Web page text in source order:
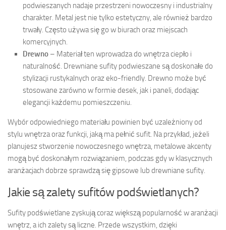
podwieszanych nadaje przestrzeni nowoczesny i industrialny
charakter. Metal jest nie tylko estetyczny, ale również bardzo
trwały. Często używa się go w biurach oraz miejscach
komercyjnych.
Drewno – Materiał ten wprowadza do wnętrza ciepło i
naturalność. Drewniane sufity podwieszane są doskonałe do
stylizacji rustykalnych oraz eko-friendly. Drewno może być
stosowane zarówno w formie desek, jak i paneli, dodając
elegancji każdemu pomieszczeniu.
Wybór odpowiedniego materiału powinien być uzależniony od
stylu wnętrza oraz funkcji, jaką ma pełnić sufit. Na przykład, jeżeli
planujesz stworzenie nowoczesnego wnętrza, metalowe akcenty
mogą być doskonałym rozwiązaniem, podczas gdy w klasycznych
aranżacjach dobrze sprawdzą się gipsowe lub drewniane sufity.
Jakie są zalety sufitów podświetlanych?
Sufity podświetlane zyskują coraz większą popularność w aranżacji
wnętrz, a ich zalety są liczne. Przede wszystkim, dzięki